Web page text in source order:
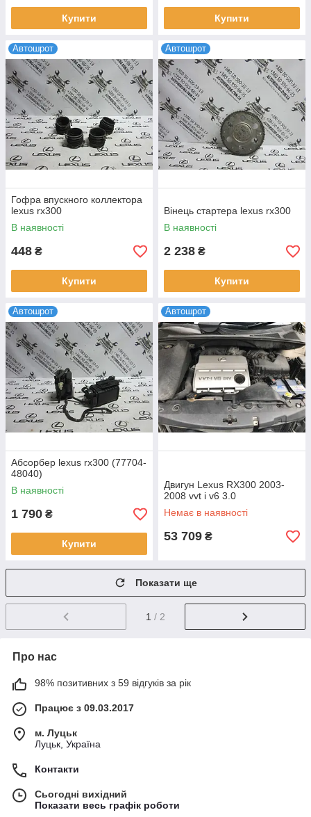
Купити Купити
Автошрот
Гофра впускного коллектора
lexus rx300
В наявності
448 ₴
Купити
Автошрот
Вінець стартера lexus rx300
В наявності
2 238 ₴
Купити
Автошрот
Абсорбер lexus rx300 (77704-
48040)
В наявності
1 790 ₴
Купити
Автошрот
Двигун Lexus RX300 2003-
2008 vvt i v6 3.0
Немає в наявності
53 709 ₴
Показати ще
1 / 2
Про нас
98% позитивних з 59 відгуків за рік
Працює з 09.03.2017
м. Луцьк
Луцьк, Україна
Контакти
Сьогодні вихідний
Показати весь графік роботи